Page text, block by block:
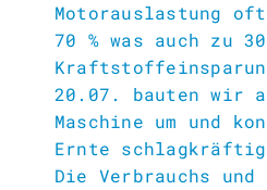
Motorauslastung
70 % was auch zu
20.07. bauten wir
Maschine um und
Ernte schlagkräftig
Die Verbrauchs und